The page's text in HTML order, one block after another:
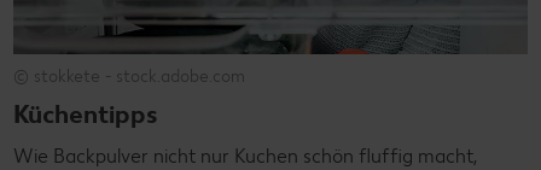
© stokkete - stock.adobe.com
Küchentipps
Wie Backpulver nicht nur Kuchen schön fluffig macht,